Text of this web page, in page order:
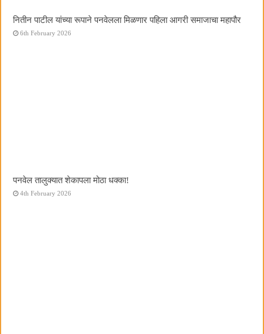
नितीन पाटील यांच्या रूपाने पनवेलला मिळणार पहिला आगरी समाजाचा महापौर
6th February 2026
पनवेल तालुक्यात शेकापला मोठा धक्का!
4th February 2026